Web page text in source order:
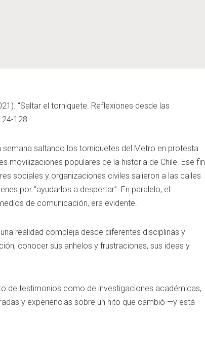
“Saltar el torniquete. Reflexiones desde las
128.
saltando los torniquetes del Metro en protesta
movilizaciones populares de la historia de Chile. Ese fin
sociales y organizaciones civiles salieron a las calles
por “ayudarlos a despertar”. En paralelo, el
de comunicación, era evidente.
realidad compleja desde diferentes disciplinas y
conocer sus anhelos y frustraciones, sus ideas y
de testimonios como de investigaciones académicas,
y experiencias sobre un hito que cambió —y está